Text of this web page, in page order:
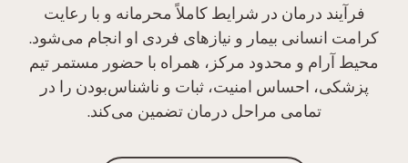
فرآیند درمان در شرایط کاملاً محرمانه و با رعایت
کرامت انسانی بیمار و نیازهای فردی او انجام می‌شود.
محیط آرام و محدود مرکز، همراه با حضور مستمر تیم
پزشکی، احساس امنیت، ثبات و ناشناس‌بودن را در
تمامی مراحل درمان تضمین می‌کند.